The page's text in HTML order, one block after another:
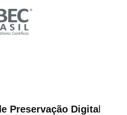
Preservação Digital